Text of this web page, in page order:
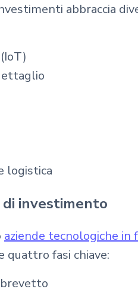
abbraccia
logistica
investimento
aziende tecnologiche in
quattro fasi chiave: